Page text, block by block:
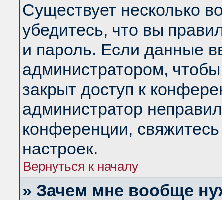
Существует несколько
убедитесь, что вы
и пароль. Если данные
администратором,
закрыт доступ к
администратор
конференции,
настроек.
Вернуться к началу
» Зачем мне вообще